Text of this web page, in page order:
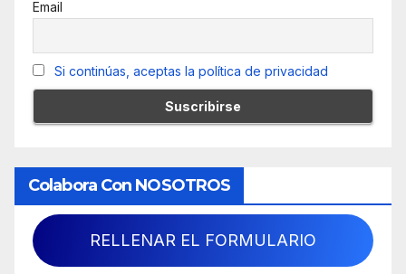
Email
Si continúas, aceptas la política de privacidad
Colabora Con NOSOTROS
RELLENAR EL FORMULARIO